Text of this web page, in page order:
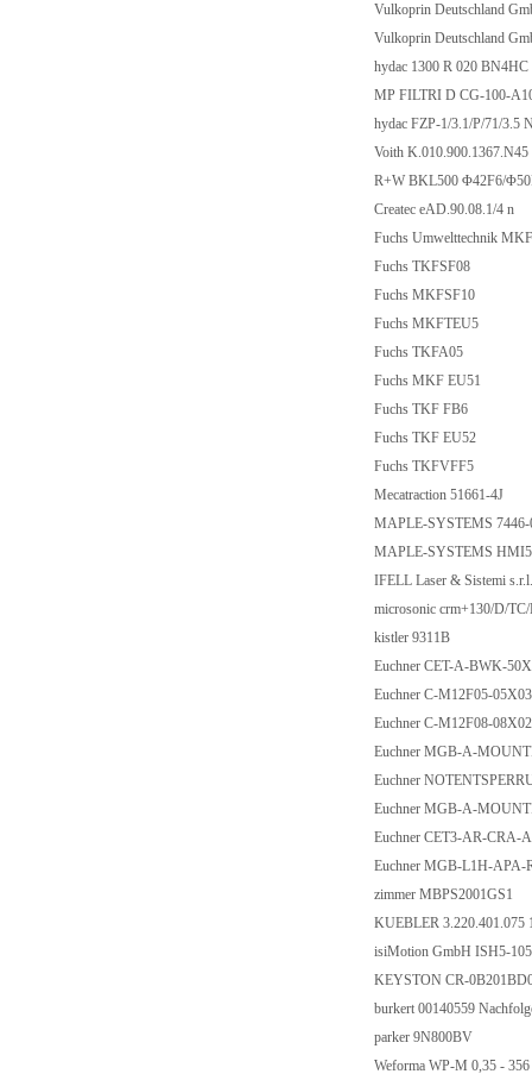
Vulkoprin Deutschland
Vulkoprin Deutschland
hydac 1300 R 020 BN4HC
MP FILTRI D CG-100-
hydac FZP-1/3.1/P/71/3.5
Voith K.010.900.1367.N45
R+W BKL500 Φ42F6/
Createc eAD.90.08.1/4 n
Fuchs Umwelttechnik
Fuchs TKFSF08
Fuchs MKFSF10
Fuchs MKFTEU5
Fuchs TKFA05
Fuchs MKF EU51
Fuchs TKF FB6
Fuchs TKF EU52
Fuchs TKFVFF5
Mecatraction 51661-4J
MAPLE-SYSTEMS 7446-
MAPLE-SYSTEMS
IFELL Laser & Sistemi
microsonic crm+130/D/TC/
kistler 9311B
Euchner CET-A-BWK-
Euchner C-M12F05-
Euchner C-M12F08-
Euchner MGB-A-
Euchner
Euchner MGB-A-
Euchner CET3-AR-CRA-
Euchner MGB-L1H-APA-
zimmer MBPS2001GS1
KUEBLER 3.220.401.075
isiMotion GmbH ISH5-
KEYSTON CR-
burkert 00140559
parker 9N800BV
Weforma WP-M 0,35 -